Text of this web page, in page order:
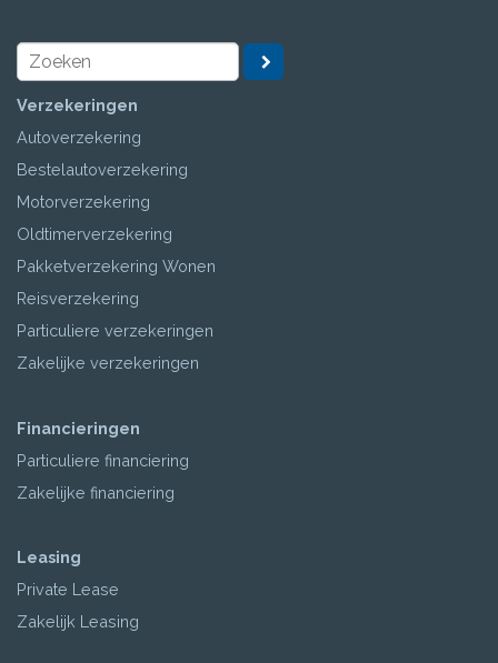
Verzekeringen
Autoverzekering
Bestelautoverzekering
Motorverzekering
Oldtimerverzekering
Pakketverzekering Wonen
Reisverzekering
Particuliere verzekeringen
Zakelijke verzekeringen
Financieringen
Particuliere financiering
Zakelijke financiering
Leasing
Private Lease
Zakelijk Leasing